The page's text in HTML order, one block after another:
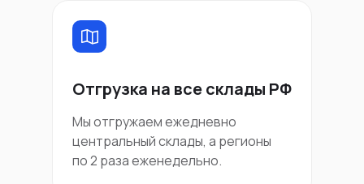
Отгрузка на все склады РФ
Мы отгружаем ежедневно
центральный склады, а регионы
по 2 раза еженедельно.